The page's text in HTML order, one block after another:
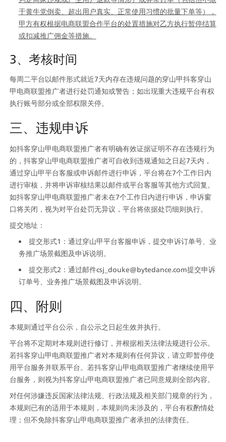
于黄牛党倒卖、超出用户真实、正常使用习惯的批量下单等），
甲方有权根据电商联盟合作平台的处置措施对乙方执行暂停结算
或扣减推广佣金等措施。
3、考核时间
每周二平台以邮件形式就近7天内存在违规问题的穿山甲抖客穿山
甲电商联盟推广者进行处罚通知或警告；如出现重大违规平台有权
执行账号部分或全部权限关停。
三、违规申诉
如抖客穿山甲电商联盟推广者有明确有效证据证明不存在违规行为
的，抖客穿山甲电商联盟推广者可自收到违规通知之日起7天内，
通过穿山甲平台客服或申诉邮件进行申诉，平台将在7个工作日内
进行审核，并将申诉审核结果以邮件或平台客服等其他方式回复。
如抖客穿山甲电商联盟推广者未在7个工作日内进行申诉，申诉窗
口将关闭，视为对平台处罚无异议，平台将依据处罚细则执行。
提交地址：
提交形式1：通过穿山甲平台客服申诉，提交申诉订单号、业
务推广场景截图及申诉说明。
提交形式2：通过邮件csj_douke@bytedance.com提交申诉
订单号、业务推广场景截图及申诉说明。
四、附则
本规则通过平台公示，自公示之日起生效并执行。
平台将不定期对本规则进行修订，并根据相关法律法规进行公示。
若抖客穿山甲电商联盟推广者对本规则有任何异议，请立即暂停使
用平台服务并联系平台。若抖客穿山甲电商联盟推广者继续使用平
台服务，则视为抖客穿山甲电商联盟推广者已同意规则全部内容。
对任何涉嫌违反国家法律法规、行政法规及相关部门规章的行为，
本规则已有的适用于本规则，本规则尚未涉及的，平台有权酌情处
理；但不免除抖客穿山甲电商联盟推广者承担的法律责任。